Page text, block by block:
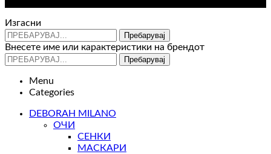
Изгасни
Пребарувај
Внесете име или карактеристики на брендот
Пребарувај
Menu
Categories
DEBORAH MILANO
ОЧИ
СЕНКИ
МАСКАРИ